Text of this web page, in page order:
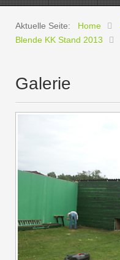
Aktuelle Seite: Home
Blende KK Stand 2013
Galerie